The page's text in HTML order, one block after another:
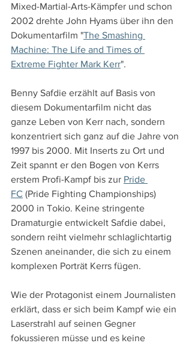
Mixed-Martial-Arts-Kämpfer und schon
2002 drehte John Hyams über ihn den
Dokumentarfilm "The Smashing
Machine: The Life and Times of
Extreme Fighter Mark Kerr".
Benny Safdie erzählt auf Basis von
diesem Dokumentarfilm nicht das
ganze Leben von Kerr nach, sondern
konzentriert sich ganz auf die Jahre von
1997 bis 2000. Mit Inserts zu Ort und
Zeit spannt er den Bogen von Kerrs
erstem Profi-Kampf bis zur Pride
FC (Pride Fighting Championships)
2000 in Tokio. Keine stringente
Dramaturgie entwickelt Safdie dabei,
sondern reiht vielmehr schlaglichtartig
Szenen aneinander, die sich zu einem
komplexen Porträt Kerrs fügen.
Wie der Protagonist einem Journalisten
erklärt, dass er sich beim Kampf wie ein
Laserstrahl auf seinen Gegner
fokussieren müsse und es keine